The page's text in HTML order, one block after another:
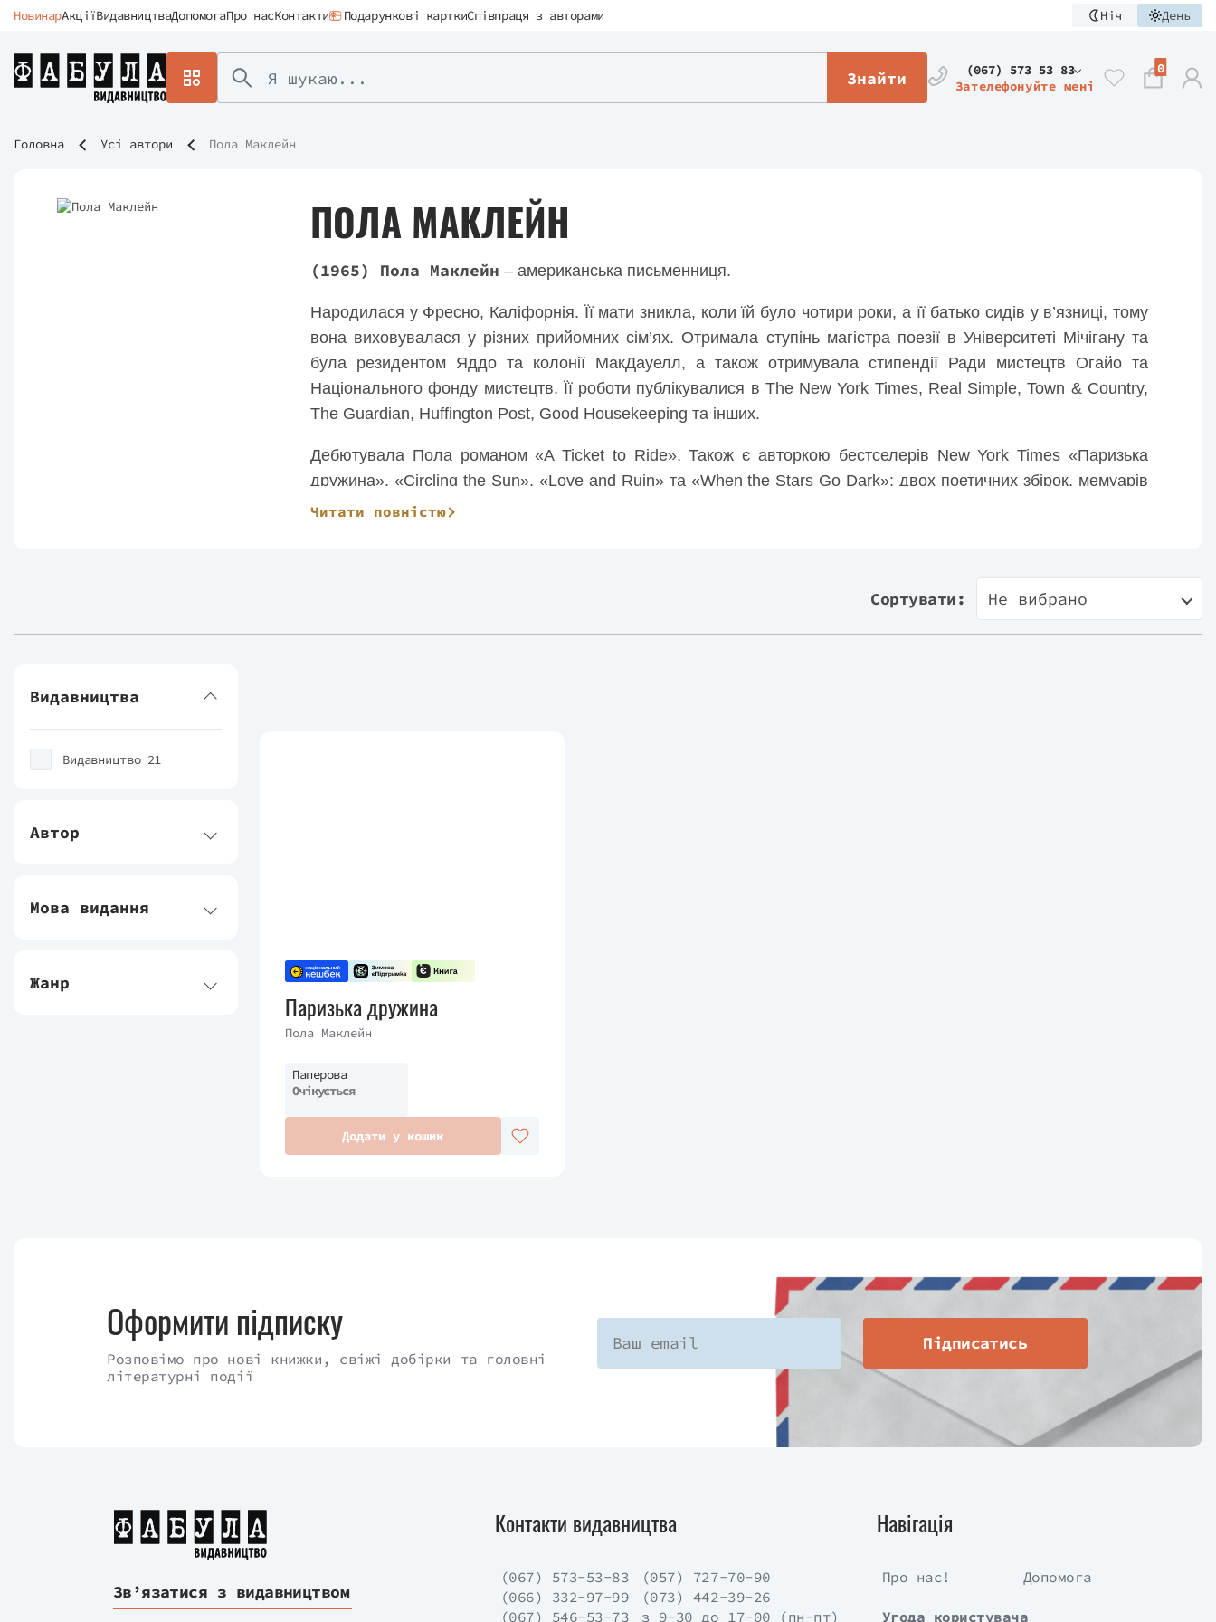
НовинарАкціїВидавництваДопомогаПро насКонтакти Подарункові карткиСпівпраця з авторами Ніч День
Знайти
(067) 573 53 83
Зателефонуйте мені
0
Головна Усі автори Пола Маклейн
ПОЛА МАКЛЕЙН
(1965) Пола Маклейн – американська письменниця.
Народилася у Фресно, Каліфорнія. Її мати зникла, коли їй було чотири роки, а її батько сидів у в’язниці, тому
вона виховувалася у різних прийомних сім’ях. Отримала ступінь магістра поезії в Університеті Мічігану та
була резидентом Яддо та колонії МакДауелл, а також отримувала стипендії Ради мистецтв Огайо та
Національного фонду мистецтв. Її роботи публікувалися в The New York Times, Real Simple, Town & Country,
The Guardian, Huffington Post, Good Housekeeping та інших.
Дебютувала Пола романом «A Ticket to Ride». Також є авторкою бестселерів New York Times «Паризька
дружина», «Circling the Sun», «Love and Ruin» та «When the Stars Go Dark»; двох поетичних збірок, мемуарів
«Like Family: Growing Up in Other People's Houses».
Читати повністю
Сортувати: Не вибрано
Видавництва
Видавництво 21
Автор
Мова видання
Жанр
Паризька дружина
Пола Маклейн
Паперова
Очікується
Додати у кошик
Оформити підписку
Розповімо про нові книжки, свіжі добірки та головні
літературні події
Підписатись
Зв’язатися з видавництвом
Контакти видавництва
(067) 573-53-83
(057) 727-70-90
(066) 332-97-99
(073) 442-39-26
(067) 546-53-73
з 9-30 до 17-00 (пн-пт)
Навігація
Про нас! Допомога
Угода користувача